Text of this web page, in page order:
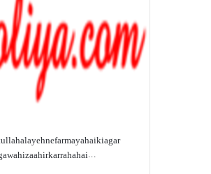
alayeh ne farmaya hai ki agar
zaahir kar raha hai…